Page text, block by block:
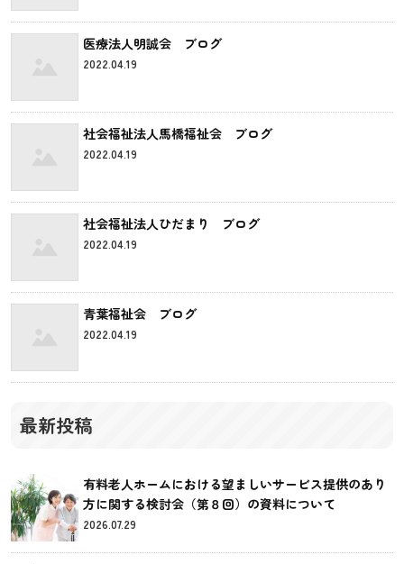
医療法人明誠会 ブログ
2022.04.19
社会福祉法人馬橋福祉会 ブログ
2022.04.19
社会福祉法人ひだまり ブログ
2022.04.19
青葉福祉会 ブログ
2022.04.19
最新投稿
有料老人ホームにおける望ましいサービス提供のあり
方に関する検討会（第８回）の資料について
2026.07.29